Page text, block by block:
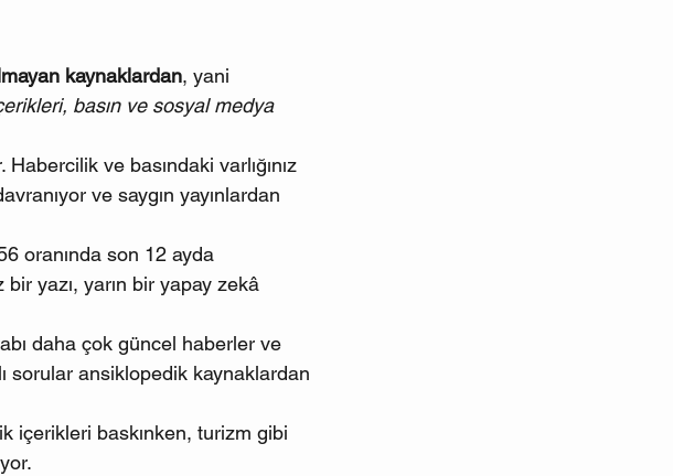
kaynaklardan, yani
basın ve sosyal medya
Habercilik ve basındaki varlığınız
ve saygın yayınlardan
oranında son 12 ayda
bir yazı, yarın bir yapay zekâ
daha çok güncel haberler ve
sorular ansiklopedik kaynaklardan
içerikleri baskınken, turizm gibi